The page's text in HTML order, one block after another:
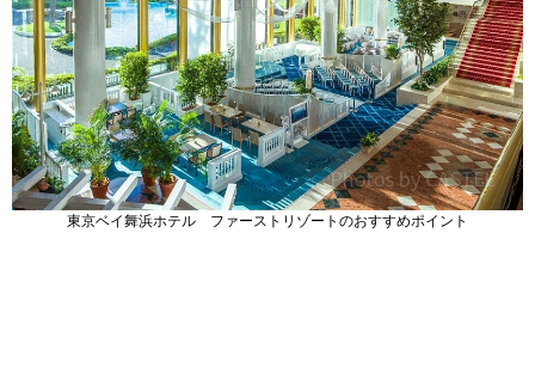
東京ベイ舞浜ホテル ファーストリゾートのおすすめポイント